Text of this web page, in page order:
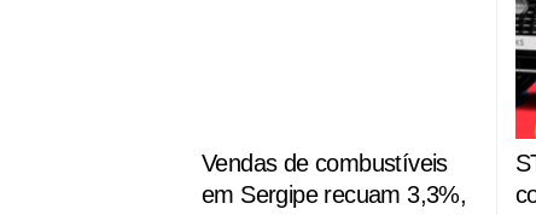
Vendas de combustíveis
em Sergipe recuam 3,3%,